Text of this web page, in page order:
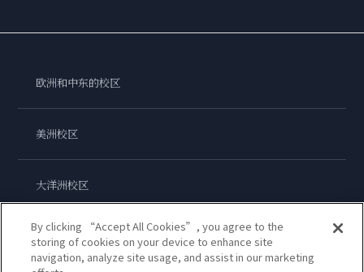
欧洲和中东的校区
美洲校区
大洋洲校区
亚洲校区
By clicking “Accept All Cookies”, you agree to the
storing of cookies on your device to enhance site
navigation, analyze site usage, and assist in our marketing